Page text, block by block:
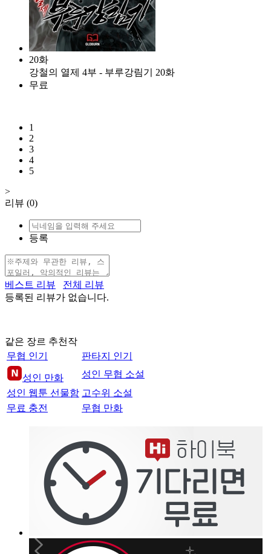
20화
강철의 열제 4부 - 부루강림기 20화
무료
1
2
3
4
5
>
리뷰 (0)
등록
베스트 리뷰
전체 리뷰
등록된 리뷰가 없습니다.
같은 장르 추천작
무협 인기
판타지 인기
성인 만화
성인 무협 소설
성인 웹툰 선물함 고수위 소설
무료 충전
무협 만화